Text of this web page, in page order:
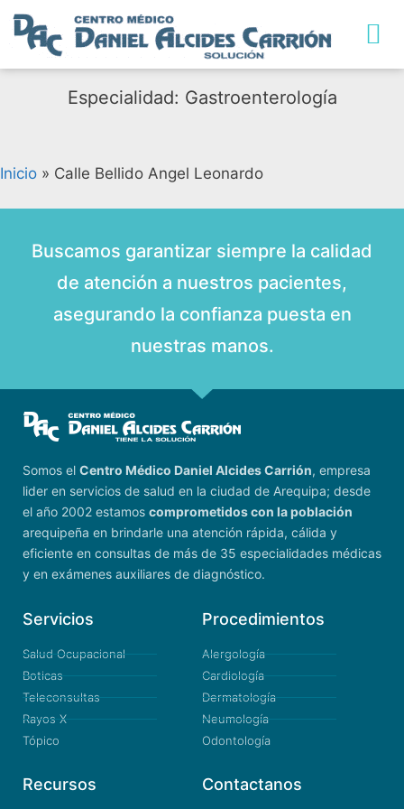
Especialidad: Gastroenterología
Inicio » Calle Bellido Angel Leonardo
Buscamos garantizar siempre la calidad
de atención a nuestros pacientes,
asegurando la confianza puesta en
nuestras manos.
Somos el Centro Médico Daniel Alcides Carrión, empresa
lider en servicios de salud en la ciudad de Arequipa; desde
el año 2002 estamos comprometidos con la población
arequipeña en brindarle una atención rápida, cálida y
eficiente en consultas de más de 35 especialidades médicas
y en exámenes auxiliares de diagnóstico.
Servicios
Salud Ocupacional
Boticas
Teleconsultas
Rayos X
Tópico
Procedimientos
Alergología
Cardiología
Dermatología
Neumología
Odontología
Recursos Contactanos